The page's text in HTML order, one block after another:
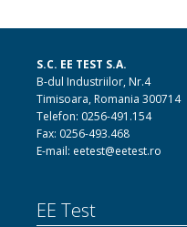
S.C. EE TEST S.A.
B-dul Industriilor, Nr.4
Timisoara, Romania 300714
Telefon: 0256-491.154
Fax: 0256-493.468
E-mail: eetest@eetest.ro
EE Test